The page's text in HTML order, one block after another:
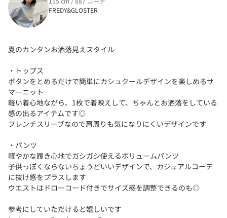
FREDY&GLOSTER
夏のカンタンお洒落見えスタイル
・トップス
ボタンをとめるだけで簡単にカシュクールデザインを楽しめるサ
マーニット
軽い着心地ながら、1枚で着映えして、ちゃんとお洒落をしている
感の出るアイテムです◎
フレンチスリーブなので肩周りも気になりにくいデザインです
・パンツ
軽やかな履き心地でガシガシ使えるボリュームパンツ
子供っぽくならないちょうどいいデザインで、カジュアルコーデ
に抜け感をプラスします
ウエストはドローコード付きでサイズ感を調整できるのも◎
参考にしていただけると嬉しいです